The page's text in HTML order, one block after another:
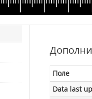
Поле
Data last